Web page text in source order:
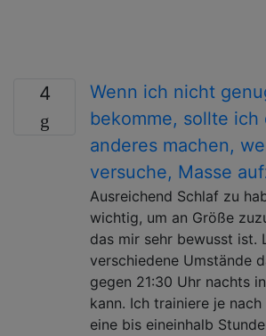
4
Wenn ich nicht
bekomme, sollte ich
anderes machen,
versuche, Masse
Ausreichend Schlaf zu
wichtig, um an Größe
das mir sehr bewusst ist.
verschiedene Umstände
gegen 21:30 Uhr nachts
kann. Ich trainiere je
eine bis eineinhalb